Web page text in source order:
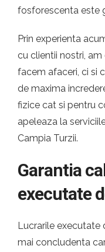
fosforescenta este
Prin experienta
cu clientii nostri,
facem afaceri, ci si
de maxima
fizice cat si pentru
apeleaza la
Campia Turzii.
Garantia
executate
Lucrarile executate
mai concludenta